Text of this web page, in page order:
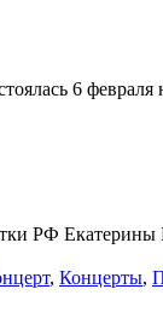
6 февраля
РФ
, Концерты,